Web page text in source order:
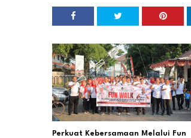
Perkuat Kebersamaan Melalui Fun